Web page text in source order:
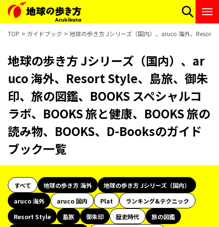
TOP ガイドブック 地球の歩き方 Jシリーズ（国内）、aruco 海外、Resort
地球の歩き方 Jシリーズ（国内）、ar
uco 海外、Resort Style、島旅、御朱
印、旅の図鑑、BOOKS スペシャルコ
ラボ、BOOKS 旅と健康、BOOKS 旅の
読み物、BOOKS、D-Booksのガイド
ブック一覧
すべて 地球の歩き方 海外
地球の歩き方 Jシリーズ（国内）
aruco 海外
aruco 国内 Plat
ランキング&テクニック
Resort Style
島旅 御朱印 歴史時代
旅の図鑑